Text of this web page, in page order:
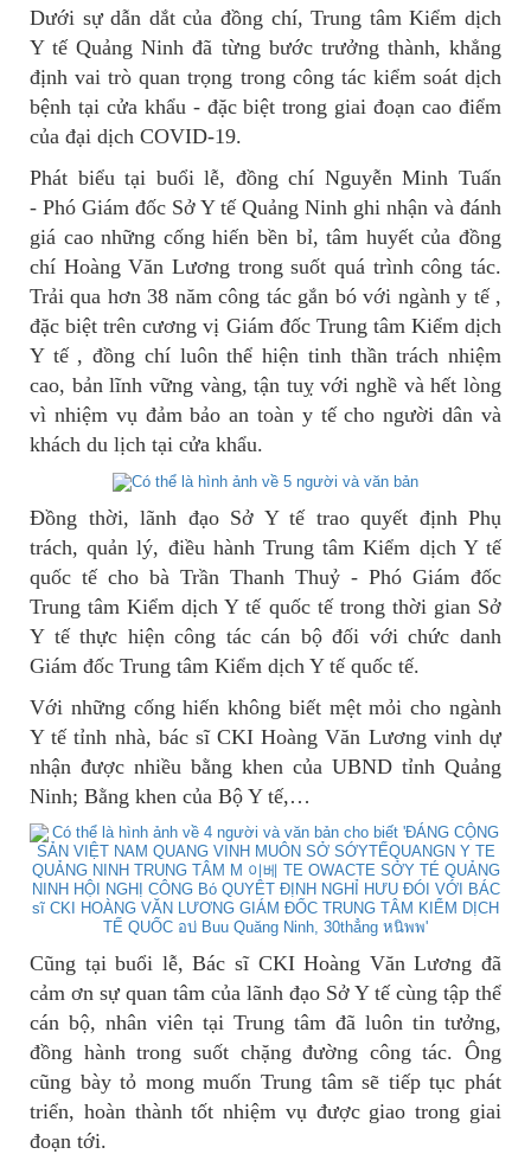
Dưới sự dẫn dắt của đồng chí, Trung tâm Kiểm dịch
Y tế Quảng Ninh đã từng bước trưởng thành, khẳng
định vai trò quan trọng trong công tác kiểm soát dịch
bệnh tại cửa khẩu - đặc biệt trong giai đoạn cao điểm
của đại dịch COVID-19.
Phát biểu tại buổi lễ, đồng chí Nguyễn Minh Tuấn
- Phó Giám đốc Sở Y tế Quảng Ninh ghi nhận và đánh
giá cao những cống hiến bền bỉ, tâm huyết của đồng
chí Hoàng Văn Lương trong suốt quá trình công tác.
Trải qua hơn 38 năm công tác gắn bó với ngành y tế ,
đặc biệt trên cương vị Giám đốc Trung tâm Kiểm dịch
Y tế , đồng chí luôn thể hiện tinh thần trách nhiệm
cao, bản lĩnh vững vàng, tận tuỵ với nghề và hết lòng
vì nhiệm vụ đảm bảo an toàn y tế cho người dân và
khách du lịch tại cửa khẩu.
Đồng thời, lãnh đạo Sở Y tế trao quyết định Phụ
trách, quản lý, điều hành Trung tâm Kiểm dịch Y tế
quốc tế cho bà Trần Thanh Thuỷ - Phó Giám đốc
Trung tâm Kiểm dịch Y tế quốc tế trong thời gian Sở
Y tế thực hiện công tác cán bộ đối với chức danh
Giám đốc Trung tâm Kiểm dịch Y tế quốc tế.
Với những cống hiến không biết mệt mỏi cho ngành
Y tế tỉnh nhà, bác sĩ CKI Hoàng Văn Lương vinh dự
nhận được nhiều bằng khen của UBND tỉnh Quảng
Ninh; Bằng khen của Bộ Y tế,…
Cũng tại buổi lễ, Bác sĩ CKI Hoàng Văn Lương đã
cảm ơn sự quan tâm của lãnh đạo Sở Y tế cùng tập thể
cán bộ, nhân viên tại Trung tâm đã luôn tin tưởng,
đồng hành trong suốt chặng đường công tác. Ông
cũng bày tỏ mong muốn Trung tâm sẽ tiếp tục phát
triển, hoàn thành tốt nhiệm vụ được giao trong giai
đoạn tới.